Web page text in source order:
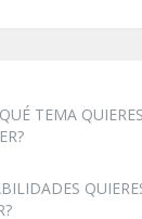
TEMA QUIERES